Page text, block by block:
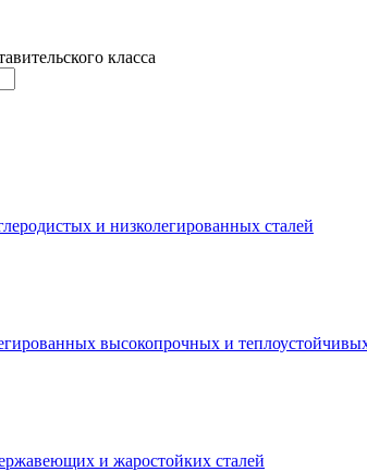
класса
и низколегированных сталей
высокопрочных и
и жаростойких сталей